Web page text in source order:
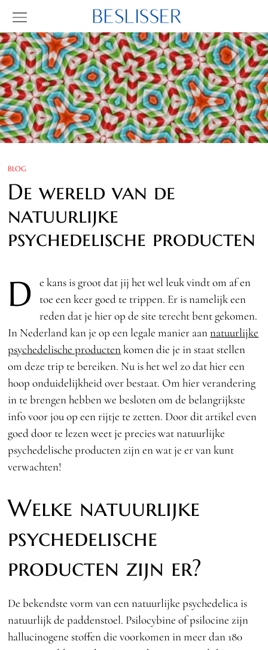
BLOG
De wereld van de
natuurlijke
psychedelische producten
D
e kans is groot dat jij het wel leuk vindt om af en
toe een keer goed te trippen. Er is namelijk een
reden dat je hier op de site terecht bent gekomen.
In Nederland kan je op een legale manier aannatuurlijke
psychedelische productenkomen die je in staat stellen
om deze trip te bereiken. Nu is het wel zo dat hier een
hoop onduidelijkheid over bestaat. Om hier verandering
in te brengen hebben we besloten om de belangrijkste
info voor jou op een rijtje te zetten. Door dit artikel even
goed door te lezen weet je precies wat natuurlijke
psychedelische producten zijn en wat je er van kunt
verwachten!
Welke natuurlijke
psychedelische
producten zijn er?
De bekendste vorm van een natuurlijke psychedelica is
natuurlijk de paddenstoel. Psilocybine of psilocine zijn
hallucinogene stoffen die voorkomen in meer dan 180